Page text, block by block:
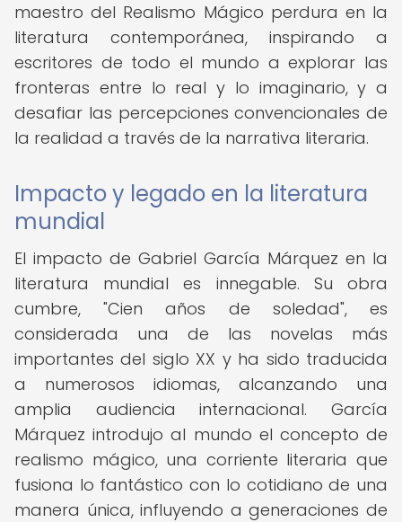
maestro del Realismo Mágico perdura en la
literatura contemporánea, inspirando a
escritores de todo el mundo a explorar las
fronteras entre lo real y lo imaginario, y a
desafiar las percepciones convencionales de
la realidad a través de la narrativa literaria.
Impacto y legado en la literatura
mundial
El impacto de Gabriel García Márquez en la
literatura mundial es innegable. Su obra
cumbre, "Cien años de soledad", es
considerada una de las novelas más
importantes del siglo XX y ha sido traducida
a numerosos idiomas, alcanzando una
amplia audiencia internacional. García
Márquez introdujo al mundo el concepto de
realismo mágico, una corriente literaria que
fusiona lo fantástico con lo cotidiano de una
manera única, influyendo a generaciones de